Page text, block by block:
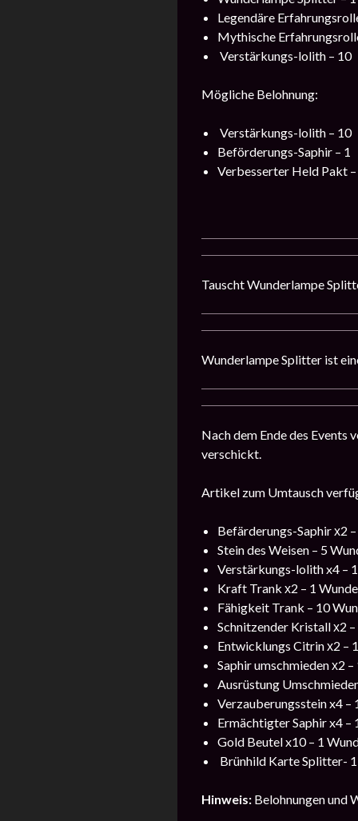
Legendäre
Mythische
Verstärkungs-lolith – 10
Mögliche Belohnung:
Verstärkungs-lolith – 10
Beförderungs-Saphir – 1
Verbesserter Held Pakt
Tauscht Wunderlampe
Wunderlampe Splitter ist
Nach dem Ende des Events
verschickt.
Artikel zum Umtausch
Befärderungs-Saphir х2
Stein des Weisen – 5
Verstärkungs-lolith x4 –
Kraft Trank х2 – 1
Fähigkeit Trank – 10
Schnitzender Kristall х2
Entwicklungs Citrin х2 –
Saphir umschmieden х2
Ausrüstung
Verzauberungsstein x4
Ermächtigter Saphir x4
Gold Beutel x10 – 1
Brünhild Karte Splitter-
Hinweis: Belohnungen und